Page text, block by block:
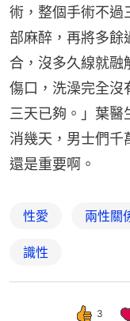
術，整個手術不過
部麻醉，再將多餘
合，沒多久線就融
傷口，洗澡完全沒
三天已夠。」葉醫
消幾天，男士們千
還是重要啊。
性愛 兩性關
識性
3